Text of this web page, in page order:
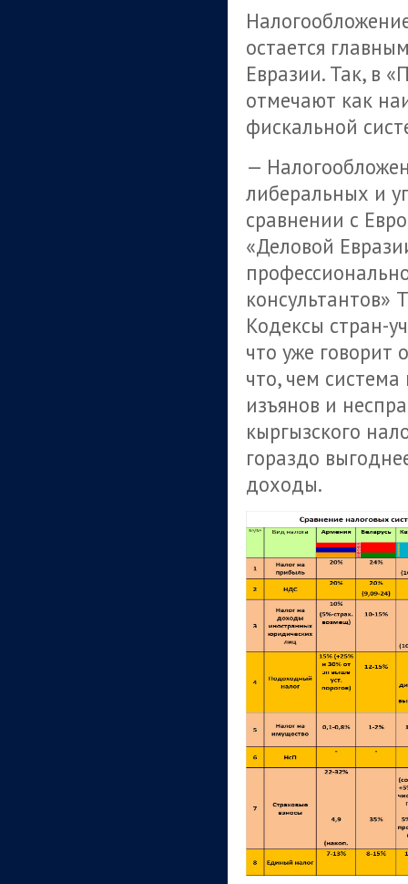
остается
Евразии. Так, в
отмечают как
фискальной
—
либеральных и
сравнении с
«Деловой
Кодексы стран-
что уже говорит
что, чем
изъянов и
кыргызского
гораздо
доходы.